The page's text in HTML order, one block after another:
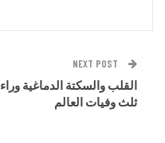
NEXT POST
القلب والسكتة الدماغية وراء
ثلث وفيات العالم